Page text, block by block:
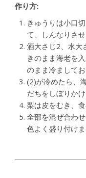
作り方:
きゅうりは小口
て、しんなりさせ
酒大さじ2、水大
きのまま海老を
のまま冷ましてお
(2)が冷めたら、
だちをしぼりか
梨は皮をむき、
全部を混ぜ合わ
色よく盛り付けま